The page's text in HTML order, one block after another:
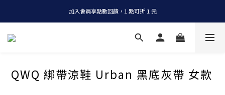
全店消費滿 NT$1200，即享免運
加入會員享點數回饋，1 點可折 1 元
全店消費滿 NT$1200，即享免運
QWQ 綁帶涼鞋 Urban 黑底灰帶 女款